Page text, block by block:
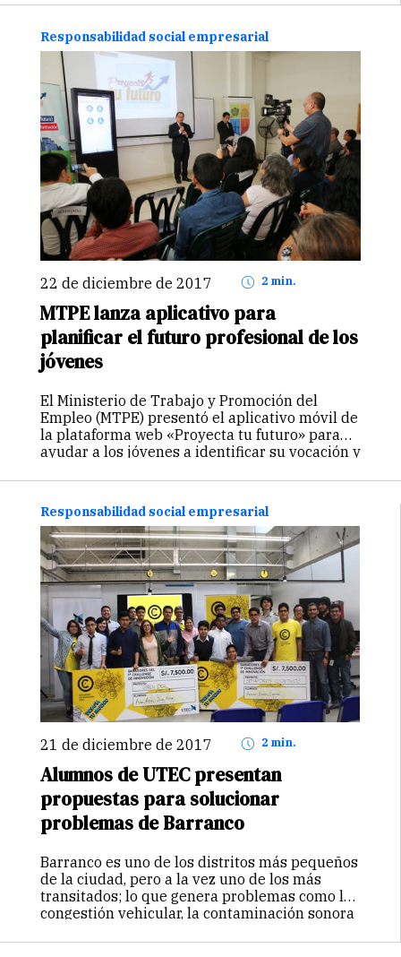
el país, y esto lo podemos apreciar en…
Continuar
Responsabilidad social empresarial
22 de diciembre de 2017 2 min.
MTPE lanza aplicativo para
planificar el futuro profesional de los
jóvenes
El Ministerio de Trabajo y Promoción del
Empleo (MTPE) presentó el aplicativo móvil de
la plataforma web «Proyecta tu futuro» para
ayudar a los jóvenes a identificar su vocación y
lo largo…Continuar
Responsabilidad social empresarial
21 de diciembre de 2017 2 min.
Alumnos de UTEC presentan
propuestas para solucionar
problemas de Barranco
Barranco es uno de los distritos más pequeños
de la ciudad, pero a la vez uno de los más
transitados; lo que genera problemas como la
congestión vehicular, la contaminación sonora
Continuar